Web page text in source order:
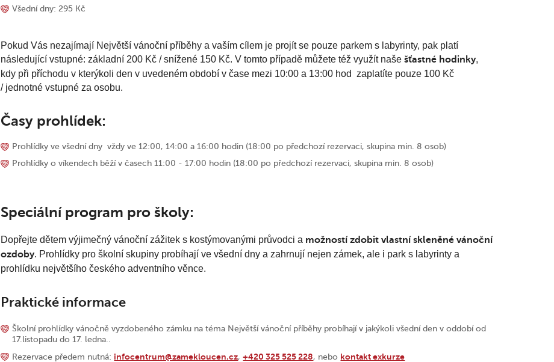
Všední dny: 295 Kč
Pokud Vás nezajímají Největší vánoční příběhy a vaším cílem je projít se pouze parkem s labyrinty, pak platí
následující vstupné: základní 200 Kč / snížené 150 Kč. V tomto případě můžete též využít naše šťastné hodinky,
kdy při příchodu v kterýkoli den v uvedeném období v čase mezi 10:00 a 13:00 hod zaplatíte pouze 100 Kč
/ jednotné vstupné za osobu.
Časy prohlídek:
Prohlídky ve všední dny vždy ve 12:00, 14:00 a 16:00 hodin (18:00 po předchozí rezervaci, skupina min. 8 osob)
Prohlídky o víkendech běží v časech 11:00 - 17:00 hodin (18:00 po předchozí rezervaci, skupina min. 8 osob)
Speciální program pro školy:
Dopřejte dětem výjimečný vánoční zážitek s kostýmovanými průvodci a možností zdobit vlastní skleněné vánoční
ozdoby. Prohlídky pro školní skupiny probíhají ve všední dny a zahrnují nejen zámek, ale i park s labyrinty a
prohlídku největšího českého adventního věnce.
Praktické informace
Školní prohlídky vánočně vyzdobeného zámku na téma Největší vánoční příběhy probíhají v jakýkoli všední den v oddobí od
17.listopadu do 17. ledna..
Rezervace předem nutná: infocentrum@zamekloucen.cz,+420 325 525 228, nebo kontakt exkurze